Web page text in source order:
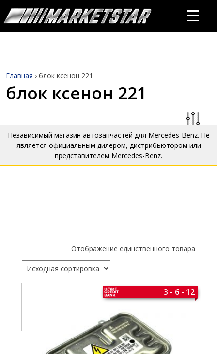
Главная › блок ксенон 221
блок ксенон 221
Независимый магазин автозапчастей для Mercedes-Benz. Не
является официальным дилером, дистрибьютором или
представителем Mercedes-Benz.
Отображение единственного товара
3 - 6 - 12